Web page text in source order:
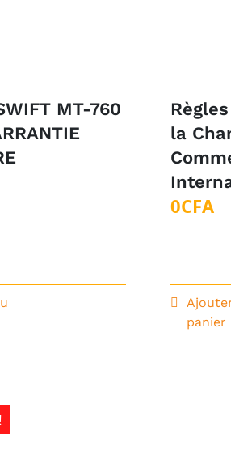
MT-760
la
0CFA
panier